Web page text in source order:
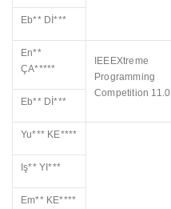
Eb** Dİ***
En**
ÇA*****
IEEEXtreme
Programming
Competition 11.0
Eb** Dİ***
Yu*** KE****
Iş** YI***
Em** KE****